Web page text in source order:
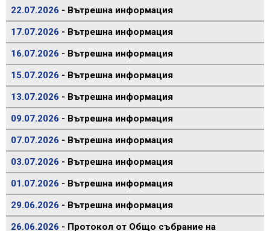
22.07.2026 - Вътрешна информация
17.07.2026 - Вътрешна информация
16.07.2026 - Вътрешна информация
15.07.2026 - Вътрешна информация
13.07.2026 - Вътрешна информация
09.07.2026 - Вътрешна информация
07.07.2026 - Вътрешна информация
03.07.2026 - Вътрешна информация
01.07.2026 - Вътрешна информация
29.06.2026 - Вътрешна информация
26.06.2026 - Протокол от Общо събрание на